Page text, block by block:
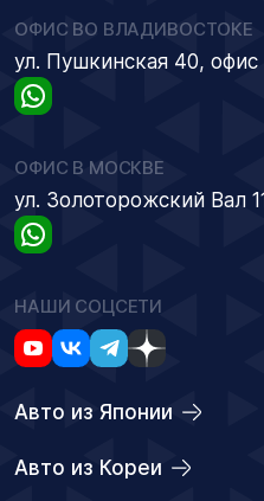
ОФИС ВО ВЛАДИВОСТОКЕ
ул. Пушкинская 40, офис
ОФИС В МОСКВЕ
ул. Золоторожский Вал
НАШИ СОЦСЕТИ
Авто из Японии
Авто из Кореи